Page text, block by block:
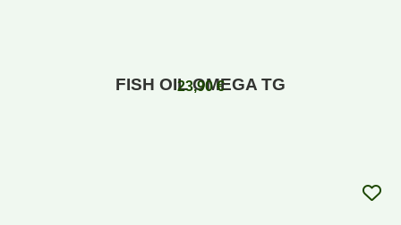
FISH OIL OMEGA TG
23,90€